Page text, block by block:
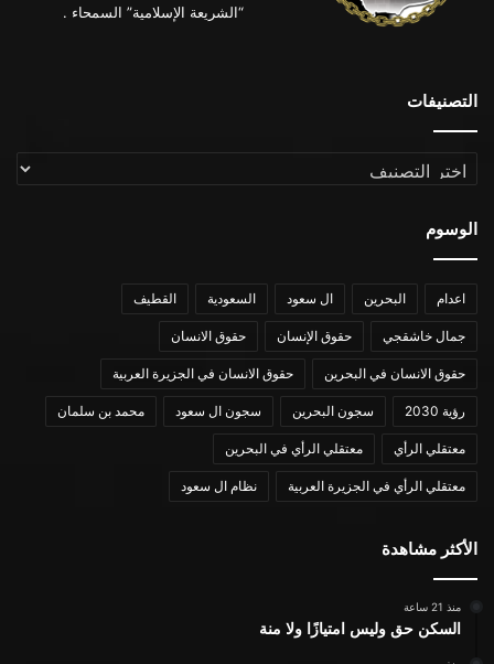
“الشريعة الإسلامية” السمحاء .
التصنيفات
التصنيفات
الوسوم
اعدام البحرين ال سعود السعودية القطيف
جمال خاشقجي حقوق الإنسان حقوق الانسان
حقوق الانسان في البحرين حقوق الانسان في الجزيرة العربية
رؤية 2030 سجون البحرين سجون ال سعود محمد بن سلمان
معتقلي الرأي معتقلي الرأي في البحرين
معتقلي الرأي في الجزيرة العربية نظام ال سعود
الأكثر مشاهدة
منذ 21 ساعة
السكن حق وليس امتيازًا ولا منة